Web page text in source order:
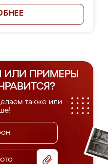
ИЛИ ПРИМЕРЫ
также или